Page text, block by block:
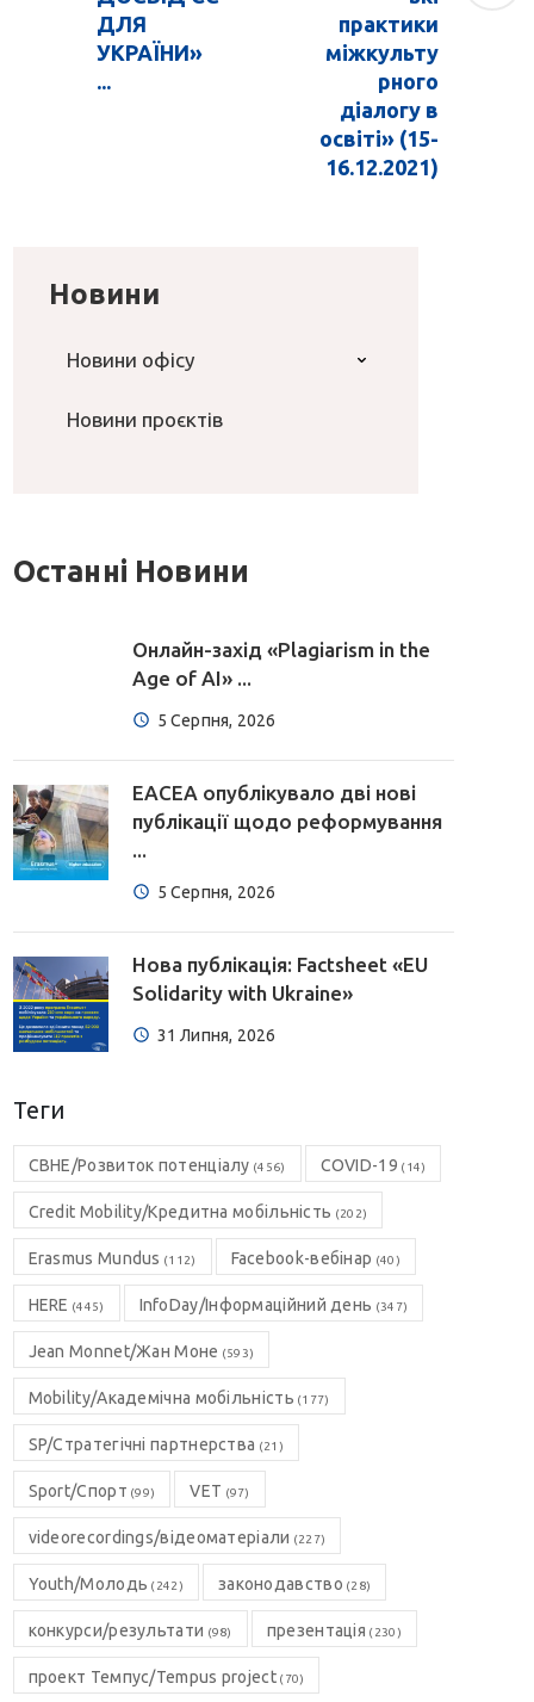
ДЛЯ
УКРАЇНИ»
...
практики
міжкульту
рного
діалогу в
освіті» (15-
16.12.2021)
Новини
Новини офісу
Новини проєктів
Останні Новини
Онлайн-захід «Plagiarism in the
Age of AI» ...
5 Серпня, 2026
EACEA опублікувало дві нові
публікації щодо реформування
...
5 Серпня, 2026
Нова публікація: Factsheet «EU
Solidarity with Ukraine»
31 Липня, 2026
Теги
CBHE/Розвиток потенціалу (456) COVID-19 (14)
Credit Mobility/Кредитна мобільність (202)
Erasmus Mundus (112) Facebook-вебінар (40)
HERE (445) InfoDay/Інформаційний день (347)
Jean Monnet/Жан Моне (593)
Mobility/Академічна мобільність (177)
SP/Стратегічні партнерства (21)
Sport/Спорт (99) VET (97)
videorecordings/відеоматеріали (227)
Youth/Молодь (242) законодавство (28)
конкурси/результати (98) презентація (230)
проект Темпус/Tempus project(70)